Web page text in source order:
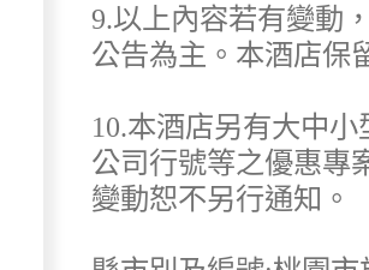
9.以上內容若有變動
公告為主。本酒店保
10.本酒店另有大中
公司行號等之優惠專
變動恕不另行通知。